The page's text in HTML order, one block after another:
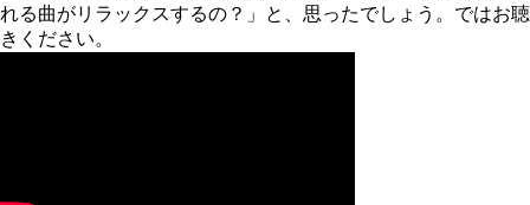
れる曲がリラックスするの？」と、思ったでしょう。ではお聴
きください。